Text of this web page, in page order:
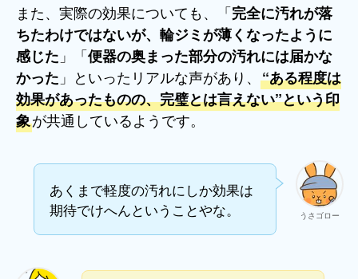
また、実際の効果についても、「完全に汚れが落
ちたわけではないが、輪ジミが薄くなったように
感じた 」「便器の奥まった部分の汚れには届かな
かった 」といったリアルな声があり、 “ある程度は
効果があったものの、完璧とは言えない”という印
象が共通しているようです。
うさゴロー
あくまで軽度の汚れにしか効果は
期待でけへんということやな。